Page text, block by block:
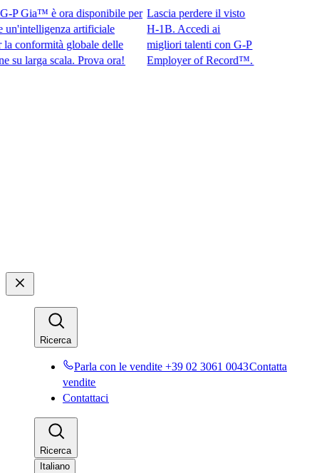
è ora disponibile per
artificiale
globale delle
larga scala. Prova ora!​​
Lascia perdere il visto
H-1B. Accedi ai
migliori talenti con G-P
Employer of Record™.​​
Ricerca​​
Parla con le vendite +39 02 3061 0043​​Contatta
vendite​​
Contattaci​​
Ricerca​​
Italiano